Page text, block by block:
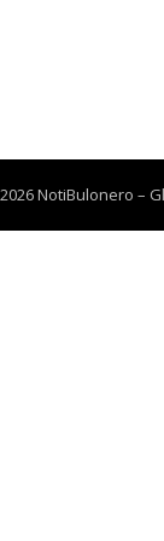
NotiBulonero –